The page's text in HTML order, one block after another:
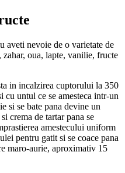
aveti nevoie de o varietate de
oua, lapte, vanilie, fructe
in incalzirea cuptorului la 350
cu untul ce se amesteca intr-un
si se bate pana devine un
crema de tartar pana se
amestecului uniform
pentru gatit si se coace pana
maro-aurie, aproximativ 15